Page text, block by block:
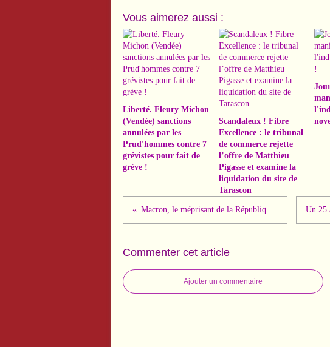
Vous aimerez aussi :
Liberté. Fleury Michon
(Vendée) sanctions
annulées par les
Prud'hommes contre 7
grévistes pour fait de
grève !
Scandaleux ! Fibre
Excellence : le tribunal
de commerce rejette
l’offre de Matthieu
Pigasse et examine la
liquidation du site de
Tarascon
Macron, le méprisant de la République : Le florilège !!
Commenter cet article
Ajouter un commentaire